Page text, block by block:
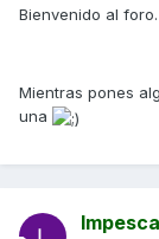
Bienvenido al foro.
Mientras pones
una